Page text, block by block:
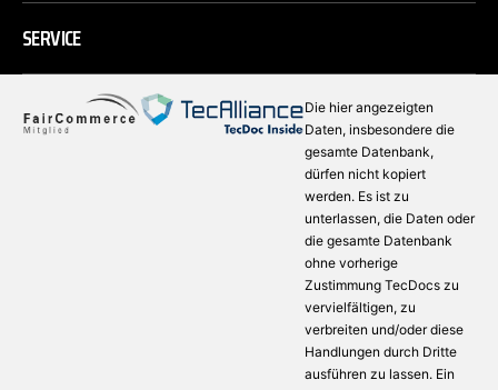
SERVICE
Die hier angezeigten
Daten, insbesondere die
gesamte Datenbank,
dürfen nicht kopiert
werden. Es ist zu
unterlassen, die Daten oder
die gesamte Datenbank
ohne vorherige
Zustimmung TecDocs zu
vervielfältigen, zu
verbreiten und/oder diese
Handlungen durch Dritte
ausführen zu lassen. Ein